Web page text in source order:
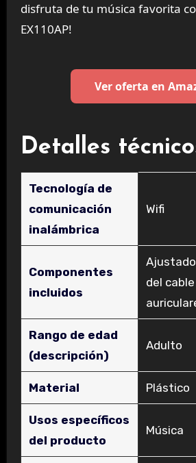
disfruta de tu música favorita
EX110AP!
Ver oferta en
Detalles
Tecnología de
comunicación
inalámbrica
‎Wifi
Componentes
incluidos
del
Rango de edad
(descripción)
‎Adulto
Material ‎Plástico
Usos específicos
del producto
‎Música